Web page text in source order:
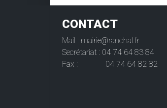
CONTACT
Mail : mairie@ranchal.fr
Secrétariat : 04 74 64 83 84
Fax : 04 74 64 82 82